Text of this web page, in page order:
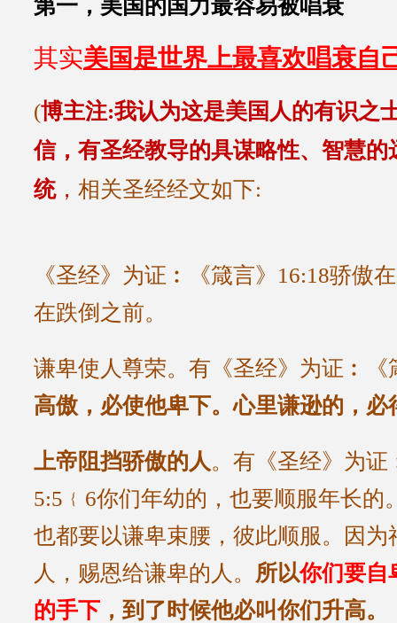
第一，美国的国力最容易被唱衰
其实美国是世界上最喜欢唱衰自
(博主注:我认为这是美国人的有识之
信，有圣经教导的具谋略性、智慧的
统， 相关圣经经文如下:
《圣经》为证︰《箴言》16:18骄傲
在跌倒之前。
谦卑使人尊荣。有《圣经》为证︰《
高傲，必使他卑下。心里谦逊的，必
上帝阻挡骄傲的人。有《圣经》为证
5:5﹛6你们年幼的，也要顺服年长的
也都要以谦卑束腰，彼此顺服。因为
人，赐恩给谦卑的人。 所以你们要自
的手下 ，到了时候他必叫你们升高。